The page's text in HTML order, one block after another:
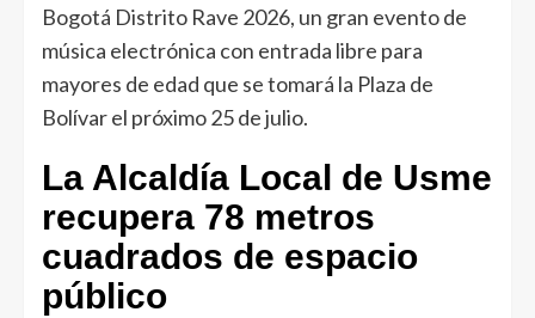
Bogotá Distrito Rave 2026, un gran evento de
música electrónica con entrada libre para
mayores de edad que se tomará la Plaza de
Bolívar el próximo 25 de julio.
La Alcaldía Local de Usme
recupera 78 metros
cuadrados de espacio
público